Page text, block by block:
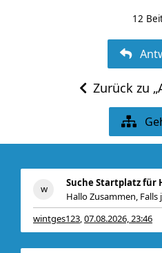
12
Zurück zu
wintges123,07.08.2026, 23:46